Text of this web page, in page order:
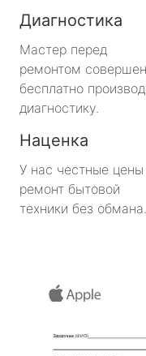
Диагностика
Мастер перед
ремонтом
бесплатно
диагностику.
Наценка
У нас честные цены
ремонт бытовой
техники без обмана.